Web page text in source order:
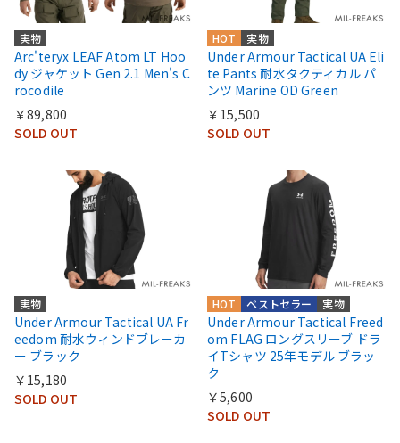
実物
Arc'teryx LEAF Atom LT Hoo
dy ジャケット Gen 2.1 Men's C
rocodile
￥89,800
SOLD OUT
HOT 実物
Under Armour Tactical UA Eli
te Pants 耐水タクティカル パ
ンツ Marine OD Green
￥15,500
SOLD OUT
実物
Under Armour Tactical UA Fr
eedom 耐水ウィンドブレーカ
ー ブラック
￥15,180
SOLD OUT
HOT 実物
ベストセラー
Under Armour Tactical Freed
om FLAG ロングスリーブ ドラ
イTシャツ 25年モデル ブラッ
ク
￥5,600
SOLD OUT